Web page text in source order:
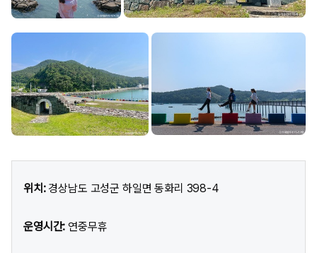
위치: 경상남도 고성군 하일면 동화리 398-4
운영시간:연중무휴